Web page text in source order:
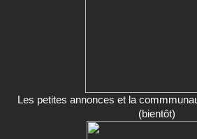
Les petites annonces et la
(bientôt)